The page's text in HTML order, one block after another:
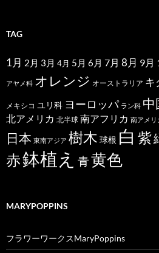
TAG
1月 2月 3月 4月 5月 6月 7月 8月 9月
アヤメ科 オレンジ オーストラリア キ
メキシコ ユリ科 ヨーロッパ ラン科 中
北アメリカ 北半球 南アフリカ 南アメリ
日本 東南アジア 樹木 球根 白 紫
赤鉢植え 青黄色
MARYPOPPINS
フラワーワークスMaryPoppins